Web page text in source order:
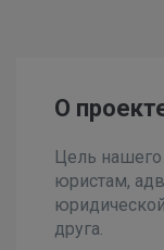
О
Цель нашего
юристам,
друга.